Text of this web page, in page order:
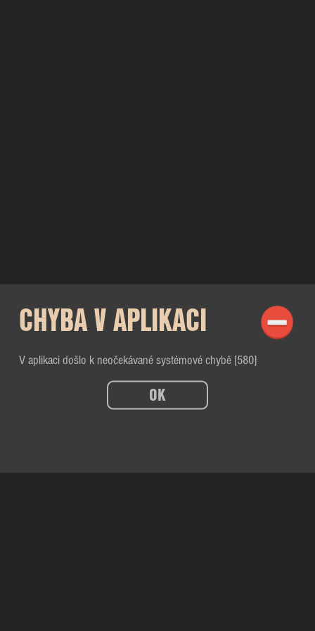
CHYBA V APLIKACI
V aplikaci došlo k neočekávané systémové chybě [580]
OK